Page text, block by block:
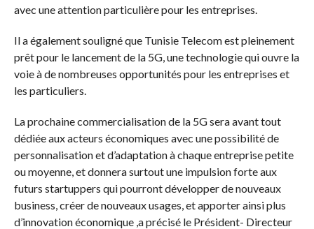
avec une attention particulière pour les entreprises.
Il a également souligné que Tunisie Telecom est pleinement
prêt pour le lancement de la 5G, une technologie qui ouvre la
voie à de nombreuses opportunités pour les entreprises et
les particuliers.
La prochaine commercialisation de la 5G sera avant tout
dédiée aux acteurs économiques avec une possibilité de
personnalisation et d’adaptation à chaque entreprise petite
ou moyenne, et donnera surtout une impulsion forte aux
futurs startuppers qui pourront développer de nouveaux
business, créer de nouveaux usages, et apporter ainsi plus
d’innovation économique ,a précisé le Président- Directeur